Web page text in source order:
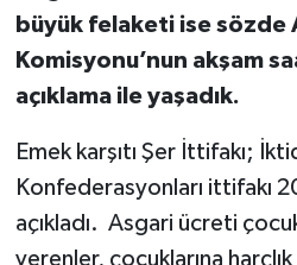
büyük felaketi ise sözde
Komisyonu’nun akşam
açıklama ile yaşadık.
Emek karşıtı Şer İttifakı;
Konfederasyonları ittifakı
açıkladı. Asgari ücreti
verenler, çocuklarına